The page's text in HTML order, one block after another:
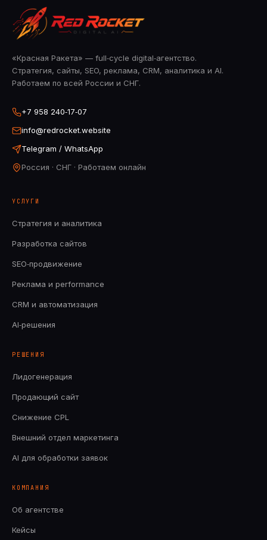
«Красная Ракета» — full‑cycle digital‑агентство.
Стратегия, сайты, SEO, реклама, CRM, аналитика и AI.
Работаем по всей России и СНГ.
+7 958 240‑17‑07
info@redrocket.website
Telegram / WhatsApp
Россия · СНГ · Работаем онлайн
УСЛУГИ
Стратегия и аналитика
Разработка сайтов
SEO‑продвижение
Реклама и performance
CRM и автоматизация
AI‑решения
РЕШЕНИЯ
Лидогенерация
Продающий сайт
Снижение CPL
Внешний отдел маркетинга
AI для обработки заявок
КОМПАНИЯ
Об агентстве
Кейсы